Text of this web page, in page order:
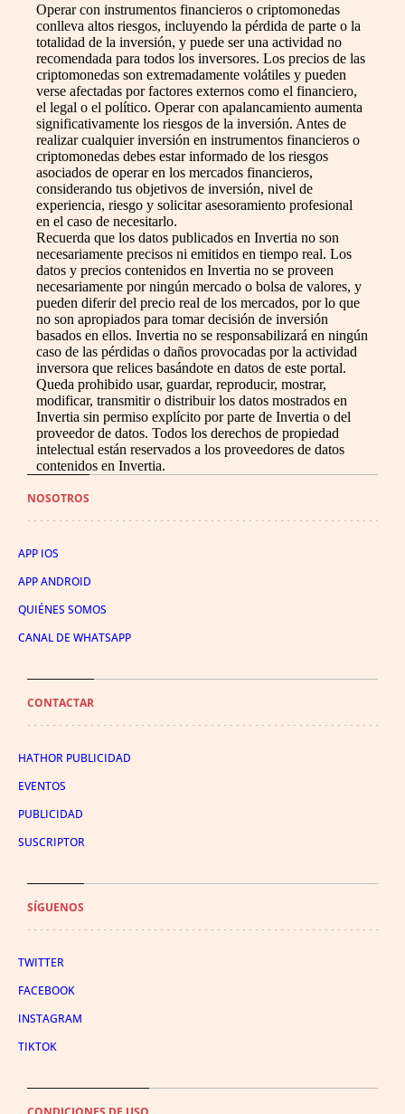
Operar con instrumentos financieros o criptomonedas
conlleva altos riesgos, incluyendo la pérdida de parte o la
totalidad de la inversión, y puede ser una actividad no
recomendada para todos los inversores. Los precios de las
criptomonedas son extremadamente volátiles y pueden
verse afectadas por factores externos como el financiero,
el legal o el político. Operar con apalancamiento aumenta
significativamente los riesgos de la inversión. Antes de
realizar cualquier inversión en instrumentos financieros o
criptomonedas debes estar informado de los riesgos
asociados de operar en los mercados financieros,
considerando tus objetivos de inversión, nivel de
experiencia, riesgo y solicitar asesoramiento profesional
en el caso de necesitarlo.
Recuerda que los datos publicados en Invertia no son
necesariamente precisos ni emitidos en tiempo real. Los
datos y precios contenidos en Invertia no se proveen
necesariamente por ningún mercado o bolsa de valores, y
pueden diferir del precio real de los mercados, por lo que
no son apropiados para tomar decisión de inversión
basados en ellos. Invertia no se responsabilizará en ningún
caso de las pérdidas o daños provocadas por la actividad
inversora que relices basándote en datos de este portal.
Queda prohibido usar, guardar, reproducir, mostrar,
modificar, transmitir o distribuir los datos mostrados en
Invertia sin permiso explícito por parte de Invertia o del
proveedor de datos. Todos los derechos de propiedad
intelectual están reservados a los proveedores de datos
contenidos en Invertia.
NOSOTROS
APP IOS
APP ANDROID
QUIÉNES SOMOS
CANAL DE WHATSAPP
CONTACTAR
HATHOR PUBLICIDAD
EVENTOS
PUBLICIDAD
SUSCRIPTOR
SÍGUENOS
TWITTER
FACEBOOK
INSTAGRAM
TIKTOK